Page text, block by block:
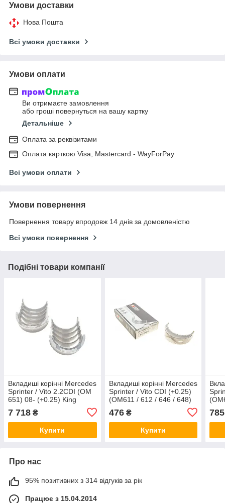
Умови доставки
Нова Пошта
Всі умови доставки
Умови оплати
Ви отримаєте замовлення
або гроші повернуться на вашу картку
Детальніше
Оплата за реквізитами
Оплата карткою Visa, Mastercard - WayForPay
Всі умови оплати
Умови повернення
Повернення товару впродовж 14 днів за домовленістю
Всі умови повернення
Подібні товари компанії
Вкладиші корінні Mercedes
Sprinter / Vito 2.2CDI (OM
651) 08- (+0.25) King
7 718 ₴
Купити
Вкладиші корінні Mercedes
Sprinter / Vito CDI (+0.25)
(OM611 / 612 / 646 / 648)
476₴
Купити
785
Про нас
95% позитивних з 314 відгуків за рік
Працює з 15.04.2014